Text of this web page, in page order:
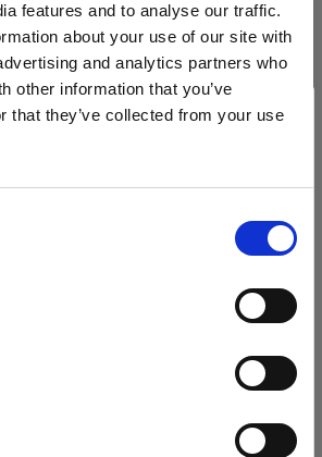
features and to analyse our traffic.
about your use of our site with
and analytics partners who
other information that you’ve
that they’ve collected from your use
Ihren Standort aktualisieren?